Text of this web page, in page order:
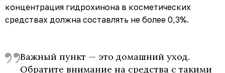
концентрация гидрохинона в косметических
средствах должна составлять не более 0,3%.
Важный пункт — это домашний уход.
Обратите внимание на средства с такими